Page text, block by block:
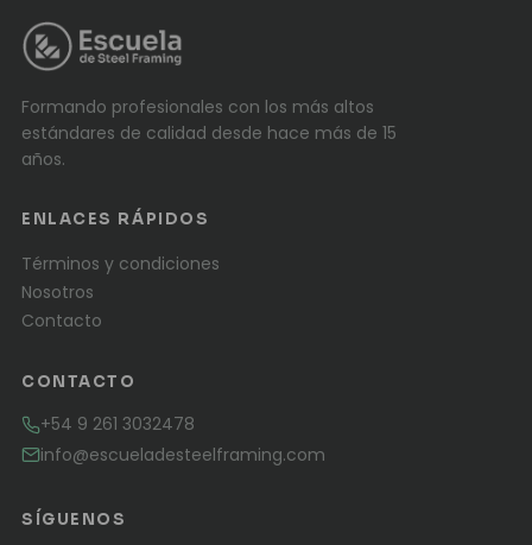
Formando profesionales con los más altos
estándares de calidad desde hace más de 15
años.
ENLACES RÁPIDOS
Términos y condiciones
Nosotros
Contacto
CONTACTO
+54 9 261 3032478
info@escueladesteelframing.com
SÍGUENOS